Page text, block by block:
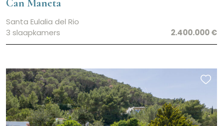
Can Maneta
Santa Eulalia del Rio
3 slaapkamers
2.400.000 €